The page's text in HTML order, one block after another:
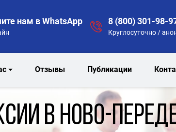
нам в WhatsApp 8 (800) 301-98-
Круглосуточно /
Отзывы Публикации
в Ново-